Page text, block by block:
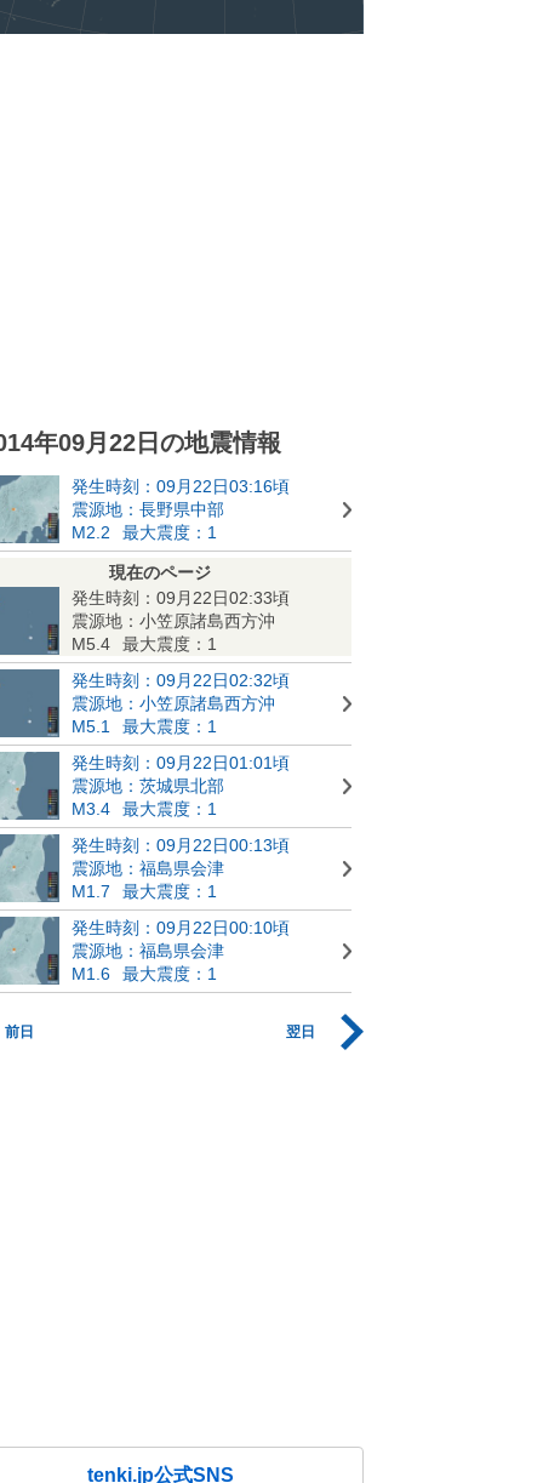
年09月22日の地震情報
発生時刻：09月22日03:16頃
震源地：長野県中部
M2.2
最大震度：1
現在のページ
発生時刻：09月22日02:33頃
震源地：小笠原諸島西方沖
M5.4
最大震度：1
発生時刻：09月22日02:32頃
震源地：小笠原諸島西方沖
M5.1
最大震度：1
発生時刻：09月22日01:01頃
震源地：茨城県北部
M3.4
最大震度：1
発生時刻：09月22日00:13頃
震源地：福島県会津
M1.7
最大震度：1
発生時刻：09月22日00:10頃
震源地：福島県会津
M1.6
最大震度：1
前日 翌日
tenki.jp公式SNS